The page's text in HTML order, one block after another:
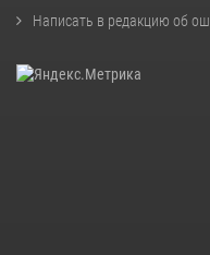
Написать в редакцию об